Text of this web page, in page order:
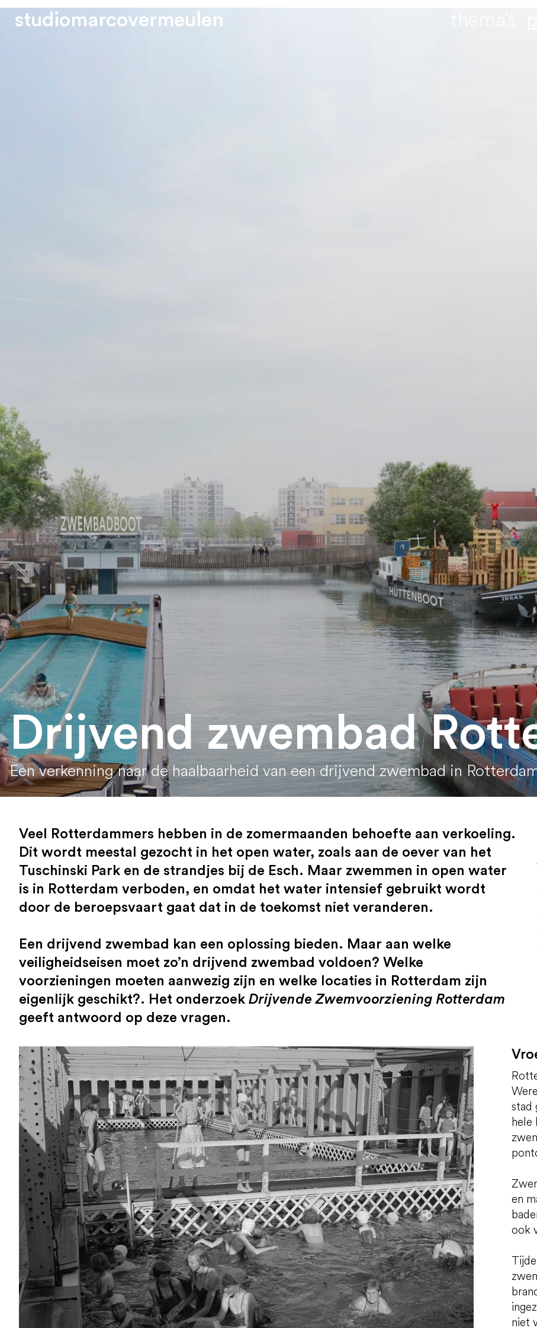
stud iomarcovermeu en
Drijvend zwembad
Een verkenning naar de haalbaarheid van een drijvend zwembad in
Veel Rotterdammers hebben in de zomermaanden behoefte aan verkoeling.
Dit wordt meestal gezocht in het open water, zoals aan de oever van het
Tuschinski Park en de strandjes bij de Esch. Maar zwemmen in open water
is in Rotterdam verboden, en omdat het water intensief gebruikt wordt
door de beroepsvaart gaat dat in de toekomst niet veranderen.
Een drijvend zwembad kan een oplossing bieden. Maar aan welke
veiligheidseisen moet zo’n drijvend zwembad voldoen? Welke
voorzieningen moeten aanwezig zijn en welke locaties in Rotterdam zijn
eigenlijk geschikt?. Het onderzoek Drijvende Zwemvoorziening Rotterdam
geeft antwoord op deze vragen.
stad
hele
en
ook
niet